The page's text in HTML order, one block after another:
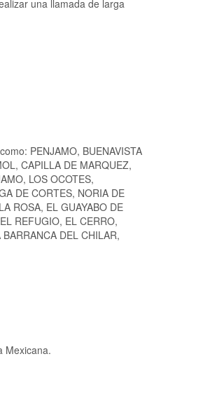
una llamada de larga
como: PENJAMO, BUENAVISTA
CAPILLA DE MARQUEZ,
LOS OCOTES,
DE CORTES, NORIA DE
ROSA, EL GUAYABO DE
REFUGIO, EL CERRO,
DEL CHILAR,
Mexicana.